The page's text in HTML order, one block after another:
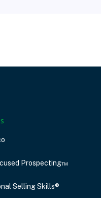
Prospecting™
Selling Skills®